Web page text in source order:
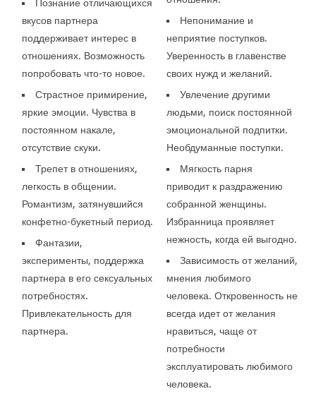
Познание отличающихся
вкусов партнера
поддерживает интерес в
отношениях. Возможность
попробовать что-то новое.
Страстное примирение,
яркие эмоции. Чувства в
постоянном накале,
отсутствие скуки.
Трепет в отношениях,
легкость в общении.
Романтизм, затянувшийся
конфетно-букетный период.
Фантазии,
эксперименты, поддержка
партнера в его сексуальных
потребностях.
Привлекательность для
партнера.
Непонимание и
неприятие поступков.
Уверенность в главенстве
своих нужд и желаний.
Увлечение другими
людьми, поиск постоянной
эмоциональной подпитки.
Необдуманные поступки.
Мягкость парня
приводит к раздражению
собранной женщины.
Избранница проявляет
нежность, когда ей выгодно.
Зависимость от желаний,
мнения любимого
человека. Откровенность не
всегда идет от желания
нравиться, чаще от
потребности
эксплуатировать любимого
человека.